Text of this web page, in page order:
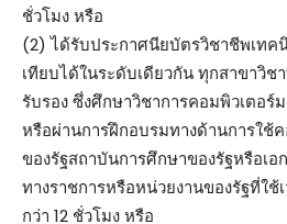
ชั่วโมง หรือ
(2) ได้รับประกาศนียบัตรวิชาชีพเท
เทียบได้ในระดับเดียวกัน ทุกสาขาวิช
รับรอง ซึ่งศึกษาวิชาการคอมพิวเตอร์
หรือผ่านการฝึกอบรมทางด้านการใช้
ของรัฐสถาบันการศึกษาของรัฐหรือเ
ทางราชการหรือหน่วยงานของรัฐที่ใช้
กว่า 12 ชั่วโมง หรือ